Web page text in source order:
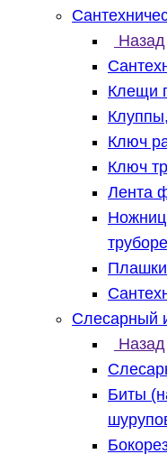
Назад
Клещи
Ключ
Ключ
Лента
Слесарный
Назад
Биты